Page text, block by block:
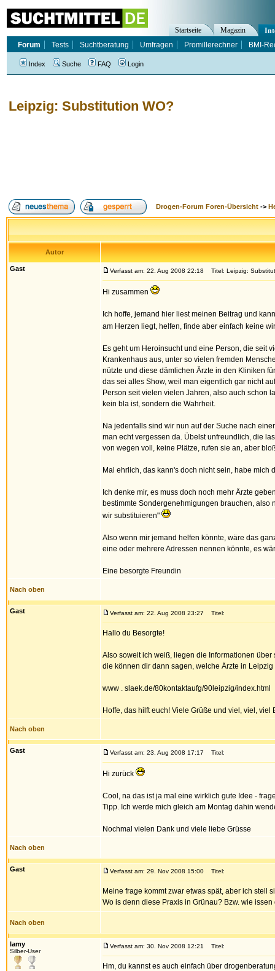
Leipzig: Substitution WO?
Drogen-Forum Foren-Übersicht ->
Autor
Gast Verfasst am: 22. Aug 2008 22:18 Titel: Leipzig:
Hi zusammen
Ich hoffe, jemand hier liest meinen Beitrag und
am Herzen liegt, helfen, finde aber einfach keine
Es geht um Heroinsucht und eine Person, die seit
Krankenhaus aus, unter so vielen fremden
nützte und diese dämlichen Ärzte in den Kliniken
das sei alles Show, weil man eigentlich gar nicht
Person seit vielen vielen Jahren, also auch schon
kein bla ist, sondern die Wahrheit.
Na jedenfalls sind wir nun auf der Suche nach
man echt vergessen da. Übelst unfreundlich, die
von wegen voll, keine Plätze, rufen sie an, aber
Mal ehrlich, das kann's doch nicht sein, habe
Ich denke mir, es muss doch noch mehr Ärzte
bestimmte Sondergenehmigungen brauchen, also
wir substituieren"
Also wenn mir jemand helfen könnte, wäre das
eine oder mehrere Adressen nennen könnte, es
Eine besorgte Freundin
Nach oben
Gast Verfasst am: 22. Aug 2008 23:27 Titel:
Hallo du Besorgte!
Also soweit ich weiß, liegen die Informationen
die können dir dann sagen, welche Ärzte in
www . slaek.de/80kontaktaufg/90leipzig/index.html
Hoffe, das hilft euch! Viele Grüße und viel, viel, viel
Nach oben
Gast Verfasst am: 23. Aug 2008 17:17 Titel:
Hi zurück
Cool, na das ist ja mal eine wirklich gute Idee -
Tipp. Ich werde mich gleich am Montag dahin
Nochmal vielen Dank und viele liebe Grüsse
Nach oben
Gast Verfasst am: 29. Nov 2008 15:00 Titel:
Meine frage kommt zwar etwas spät, aber ich stell
Wo is denn diese Praxis in Grünau? Bzw. wie issen
Nach oben
lamy
Silber-User
Verfasst am: 30. Nov 2008 12:21 Titel:
Hm, du kannst es auch einfach über
Startseite Magazin
Forum
Tests Suchtberatung Umfragen Promillerechner BMI-
Index Suche FAQ Login